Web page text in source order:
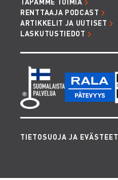
RENTTAAJA PODCAST
ARTIKKELIT JA UUTISET
LASKUTUSTIEDOT
TIETOSUOJA JA EVÄSTEET